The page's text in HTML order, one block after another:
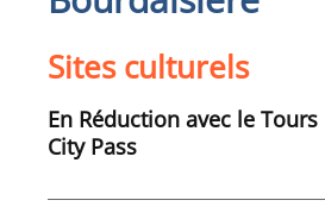
Sites culturels
En Réduction avec le Tours
City Pass